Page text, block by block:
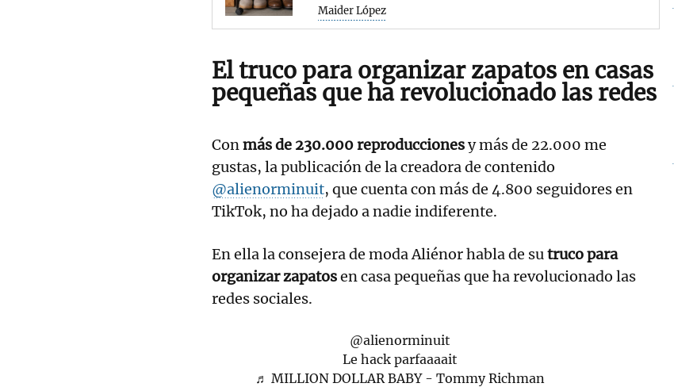
Maider López
El truco para organizar zapatos en casas
pequeñas que ha revolucionado las redes
Conmás de 230.000 reproduccionesy más de 22.000 me
gustas, la publicación de la creadora de contenido
@alienorminuit, que cuenta con más de 4.800 seguidores en
TikTok, no ha dejado a nadie indiferente.
En ella la consejera de moda Aliénor habla de sutruco para
organizar zapatosen casa pequeñas que ha revolucionado las
redes sociales.
@alienorminuit
Le hack parfaaaait
♬ MILLION DOLLAR BABY - Tommy Richman